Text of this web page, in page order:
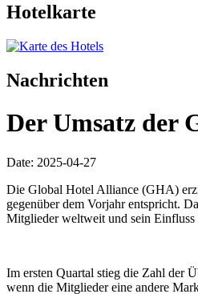
Hotelkarte
Nachrichten
Der Umsatz der
Date: 2025-04-27
Die Global Hotel Alliance (GHA)
gegenüber dem Vorjahr entspricht.
Mitglieder weltweit und sein
Im ersten Quartal stieg die Zahl der
wenn die Mitglieder eine andere